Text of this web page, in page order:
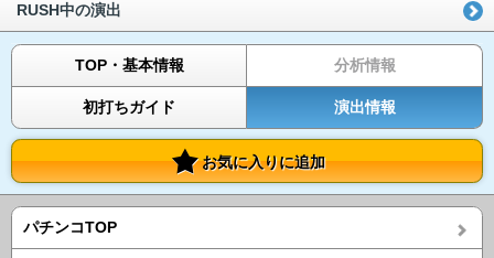
RUSH中の演出
TOP・基本情報 分析情報
初打ちガイド 演出情報
お気に入りに追加
パチンコTOP